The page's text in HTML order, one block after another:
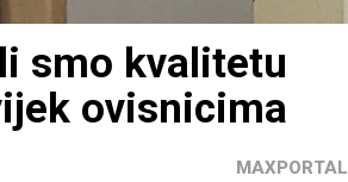
smo kvalitetu
ovisnicima
MAXPORTAL